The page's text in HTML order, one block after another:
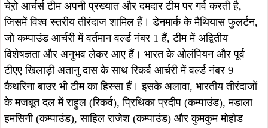
August 5, 2026
सोना देवी विश्वविद्यालय और अनुदीप
फाउंडेशन के बीच MoU, विद्यार्थियों को
मिलेगा स्किल ट्रेनिंग और रोजगार का बेहतर
अवसर
August 4, 2026
सौरभ विष्णु के नेतृत्व में बस्तीवासियों के
अधिकारों के लिए 5 अगस्त को डीसी
कार्यालय का घेराव, हजारों लोग सौंपेंगे
दस्तावेज